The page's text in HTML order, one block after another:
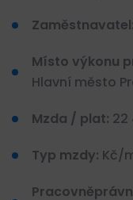
Zaměstnavatel:
Místo výkonu
Hlavní město
Mzda / plat: 22
Typ mzdy: Kč/